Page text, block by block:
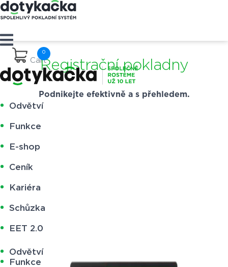
Cart
Odvětví
Funkce
E-shop
Ceník
Kariéra
Schůzka
EET 2.0
Odvětví
Funkce
Registrační pokladny
Podnikejte efektivně a s přehledem.